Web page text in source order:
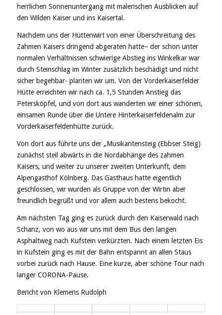
herrlichen Sonnenuntergang mit malerischen Ausblicken auf
den Wilden Kaiser und ins Kaisertal.
Nachdem uns der Hüttenwirt von einer Überschreitung des
Zahmen Kaisers dringend abgeraten hatte– der schon unter
normalen Verhältnissen schwierige Abstieg ins Winkelkar war
durch Steinschlag im Winter zusätzlich beschädigt und nicht
sicher begehbar- planten wir um. Von der Vorderkaiserfelder
Hütte erreichten wir nach ca. 1,5 Stunden Anstieg das
Petersköpfel, und von dort aus wanderten wir einer schönen,
einsamen Runde über die Untere Hinterkaiserfeldenalm zur
Vorderkaiserfeldenhütte zurück.
Von dort aus führte uns der „Musikantensteig (Ebbser Steig)
zunächst steil abwärts in die Nordabhänge des zahmen
Kaisers, und weiter zu unserer zweiten Unterkunft, dem
Alpengasthof Kölnberg. Das Gasthaus hatte eigentlich
geschlossen, wir wurden als Gruppe von der Wirtin aber
freundlich begrüßt und vor allem auch bestens bekocht.
Am nächsten Tag ging es zurück durch den Kaiserwald nach
Schanz, von wo aus wir uns mit dem Bus den langen
Asphaltweg nach Kufstein verkürzten. Nach einem letzten Eis
in Kufstein ging es mit der Bahn entspannt an allen Staus
vorbei zurück nach Hause. Eine kurze, aber schöne Tour nach
langer CORONA-Pause.
Bericht von Klemens Rudolph